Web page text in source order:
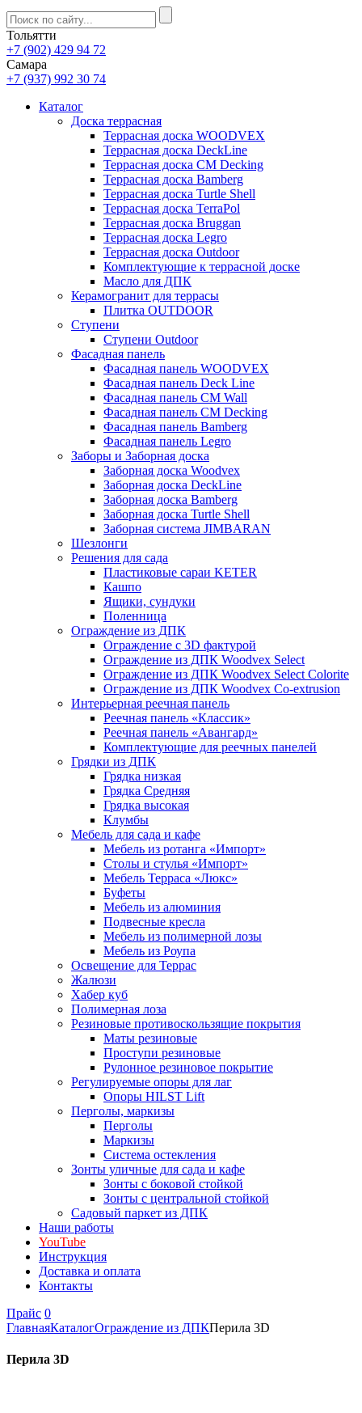
Тольятти
+7 (902) 429 94 72
Самара
+7 (937) 992 30 74
Каталог
Доска террасная
Террасная доска WOODVEX
Террасная доска DeckLine
Террасная доска CM Decking
Террасная доска Bamberg
Террасная доска Turtle Shell
Террасная доска TerraPol
Террасная доска Bruggan
Террасная доска Legro
Террасная доска Outdoor
Комплектующие к террасной доске
Масло для ДПК
Керамогранит для террасы
Плитка OUTDOOR
Ступени
Ступени Outdoor
Фасадная панель
Фасадная панель WOODVEX
Фасадная панель Deck Line
Фасадная панель CM Wall
Фасадная панель CM Decking
Фасадная панель Bamberg
Фасадная панель Legro
Заборы и Заборная доска
Заборная доска Woodvex
Заборная доска DeckLine
Заборная доска Bamberg
Заборная доска Turtle Shell
Заборная система JIMBARAN
Шезлонги
Решения для сада
Пластиковые сараи KETER
Кашпо
Ящики, сундуки
Поленница
Ограждение из ДПК
Ограждение с 3D фактурой
Ограждение из ДПК Woodvex Select
Ограждение из ДПК Woodvex Select Colorite
Ограждение из ДПК Woodvex Co-extrusion
Интерьерная реечная панель
Реечная панель «Классик»
Реечная панель «Авангард»
Комплектующие для реечных панелей
Грядки из ДПК
Грядка низкая
Грядка Средняя
Грядка высокая
Клумбы
Мебель для сада и кафе
Мебель из ротанга «Импорт»
Столы и стулья «Импорт»
Мебель Терраса «Люкс»
Буфеты
Мебель из алюминия
Подвесные кресла
Мебель из полимерной лозы
Мебель из Роупа
Освещение для Террас
Жалюзи
Хабер куб
Полимерная лоза
Резиновые противоскользящие покрытия
Маты резиновые
Проступи резиновые
Рулонное резиновое покрытие
Регулируемые опоры для лаг
Опоры HILST Lift
Перголы, маркизы
Перголы
Маркизы
Система остекления
Зонты уличные для сада и кафе
Зонты с боковой стойкой
Зонты с центральной стойкой
Садовый паркет из ДПК
Наши работы
YouTube
Инструкция
Доставка и оплата
Контакты
Прайс 0
ГлавнаяКаталогОграждение из ДПКПерила 3D
Перила 3D